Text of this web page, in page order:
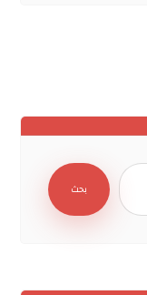
بحث